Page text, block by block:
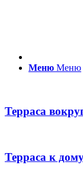
Меню Меню
Терраса
Терраса к